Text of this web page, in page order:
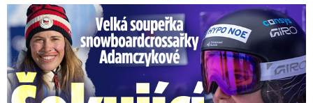
Velká soupeřka Adamczykové: Šokující konec!